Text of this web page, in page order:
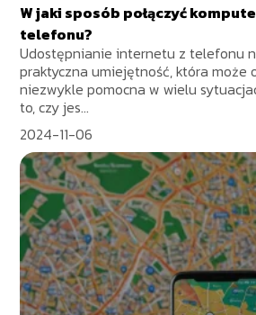
W jaki sposób połączyć
telefonu?
Udostępnianie internetu z telefonu
praktyczna umiejętność, która może
niezwykle pomocna w wielu
to, czy jes...
2024-11-06